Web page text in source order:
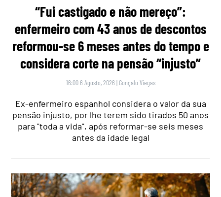
“Fui castigado e não mereço”:
enfermeiro com 43 anos de descontos
reformou-se 6 meses antes do tempo e
considera corte na pensão “injusto”
16:00 6 Agosto, 2026 | Gonçalo Viegas
Ex-enfermeiro espanhol considera o valor da sua
pensão injusto, por lhe terem sido tirados 50 anos
para "toda a vida", após reformar-se seis meses
antes da idade legal